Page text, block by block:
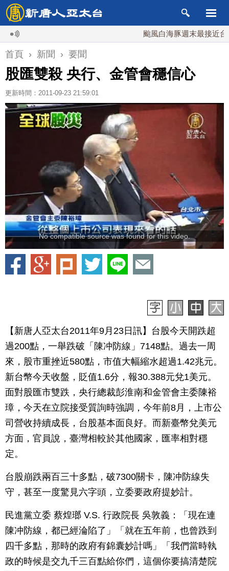
颱風白海豚週末最接近台灣 最
首頁 › 新聞 › 要聞
股匯雙殺 央行、金管會穩信心
更新時間：2011-09-23 21:59:01
No compatible source was found for this video.
【新唐人亞太台2011年9月23日訊】台股今天開跌超
過200點，一舉跌破「陳冲防線」7148點。過去一周
來，股市重挫近580點，市值大幅縮水超過1.42兆元。
新台幣今天收盤，貶值1.6分，報30.388元兌1美元。
面對股匯市雙跌，央行總裁彭淮南和金管會主委陳裕
璋，今天在立院接受質詢時強調，今年前8月，上市公
司營收持續成長，台股基本面良好。而新臺幣兌美元
方面，官員說，臺灣相較於其他國家，匯率相對穩
定。
台股崩跌兩百三十多點，破7300關卡，陳冲防線失
守，甚至一度驚見六字頭，立委要政府提妙計。
民進黨立委 蔡煌瑯 V.S. 行政院長 吳敦義：「現在連
陳冲防線，都已經淪陷了」「就在五年前，也曾跌到
四千多點，那時的政府有錦囊妙計嗎」「我們當時執
政的時候是交九千三百點給你們，這個你要搞清楚院